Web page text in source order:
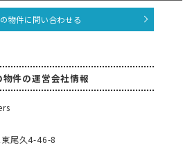
物件に問い合わせる
物件の運営会社情報
尾久4-46-8